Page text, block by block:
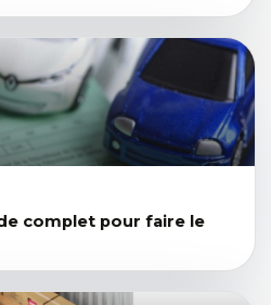
complet pour faire le